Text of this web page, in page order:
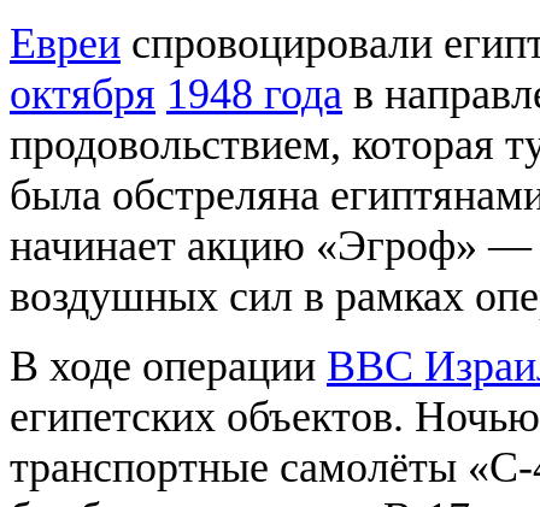
Евреи спровоцировали
октября 1948 года в
продовольствием, которая
была обстреляна
начинает акцию «Эгроф»
воздушных сил в рамках
В ходе операции ВВС
египетских объектов.
транспортные самолёты